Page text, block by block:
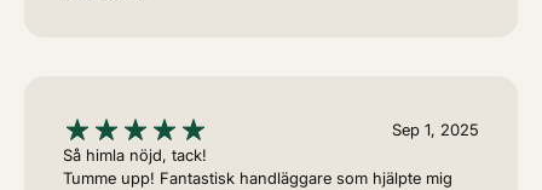
Sep 1, 2025
Så himla nöjd, tack!
Tumme upp! Fantastisk handläggare som hjälpte mig